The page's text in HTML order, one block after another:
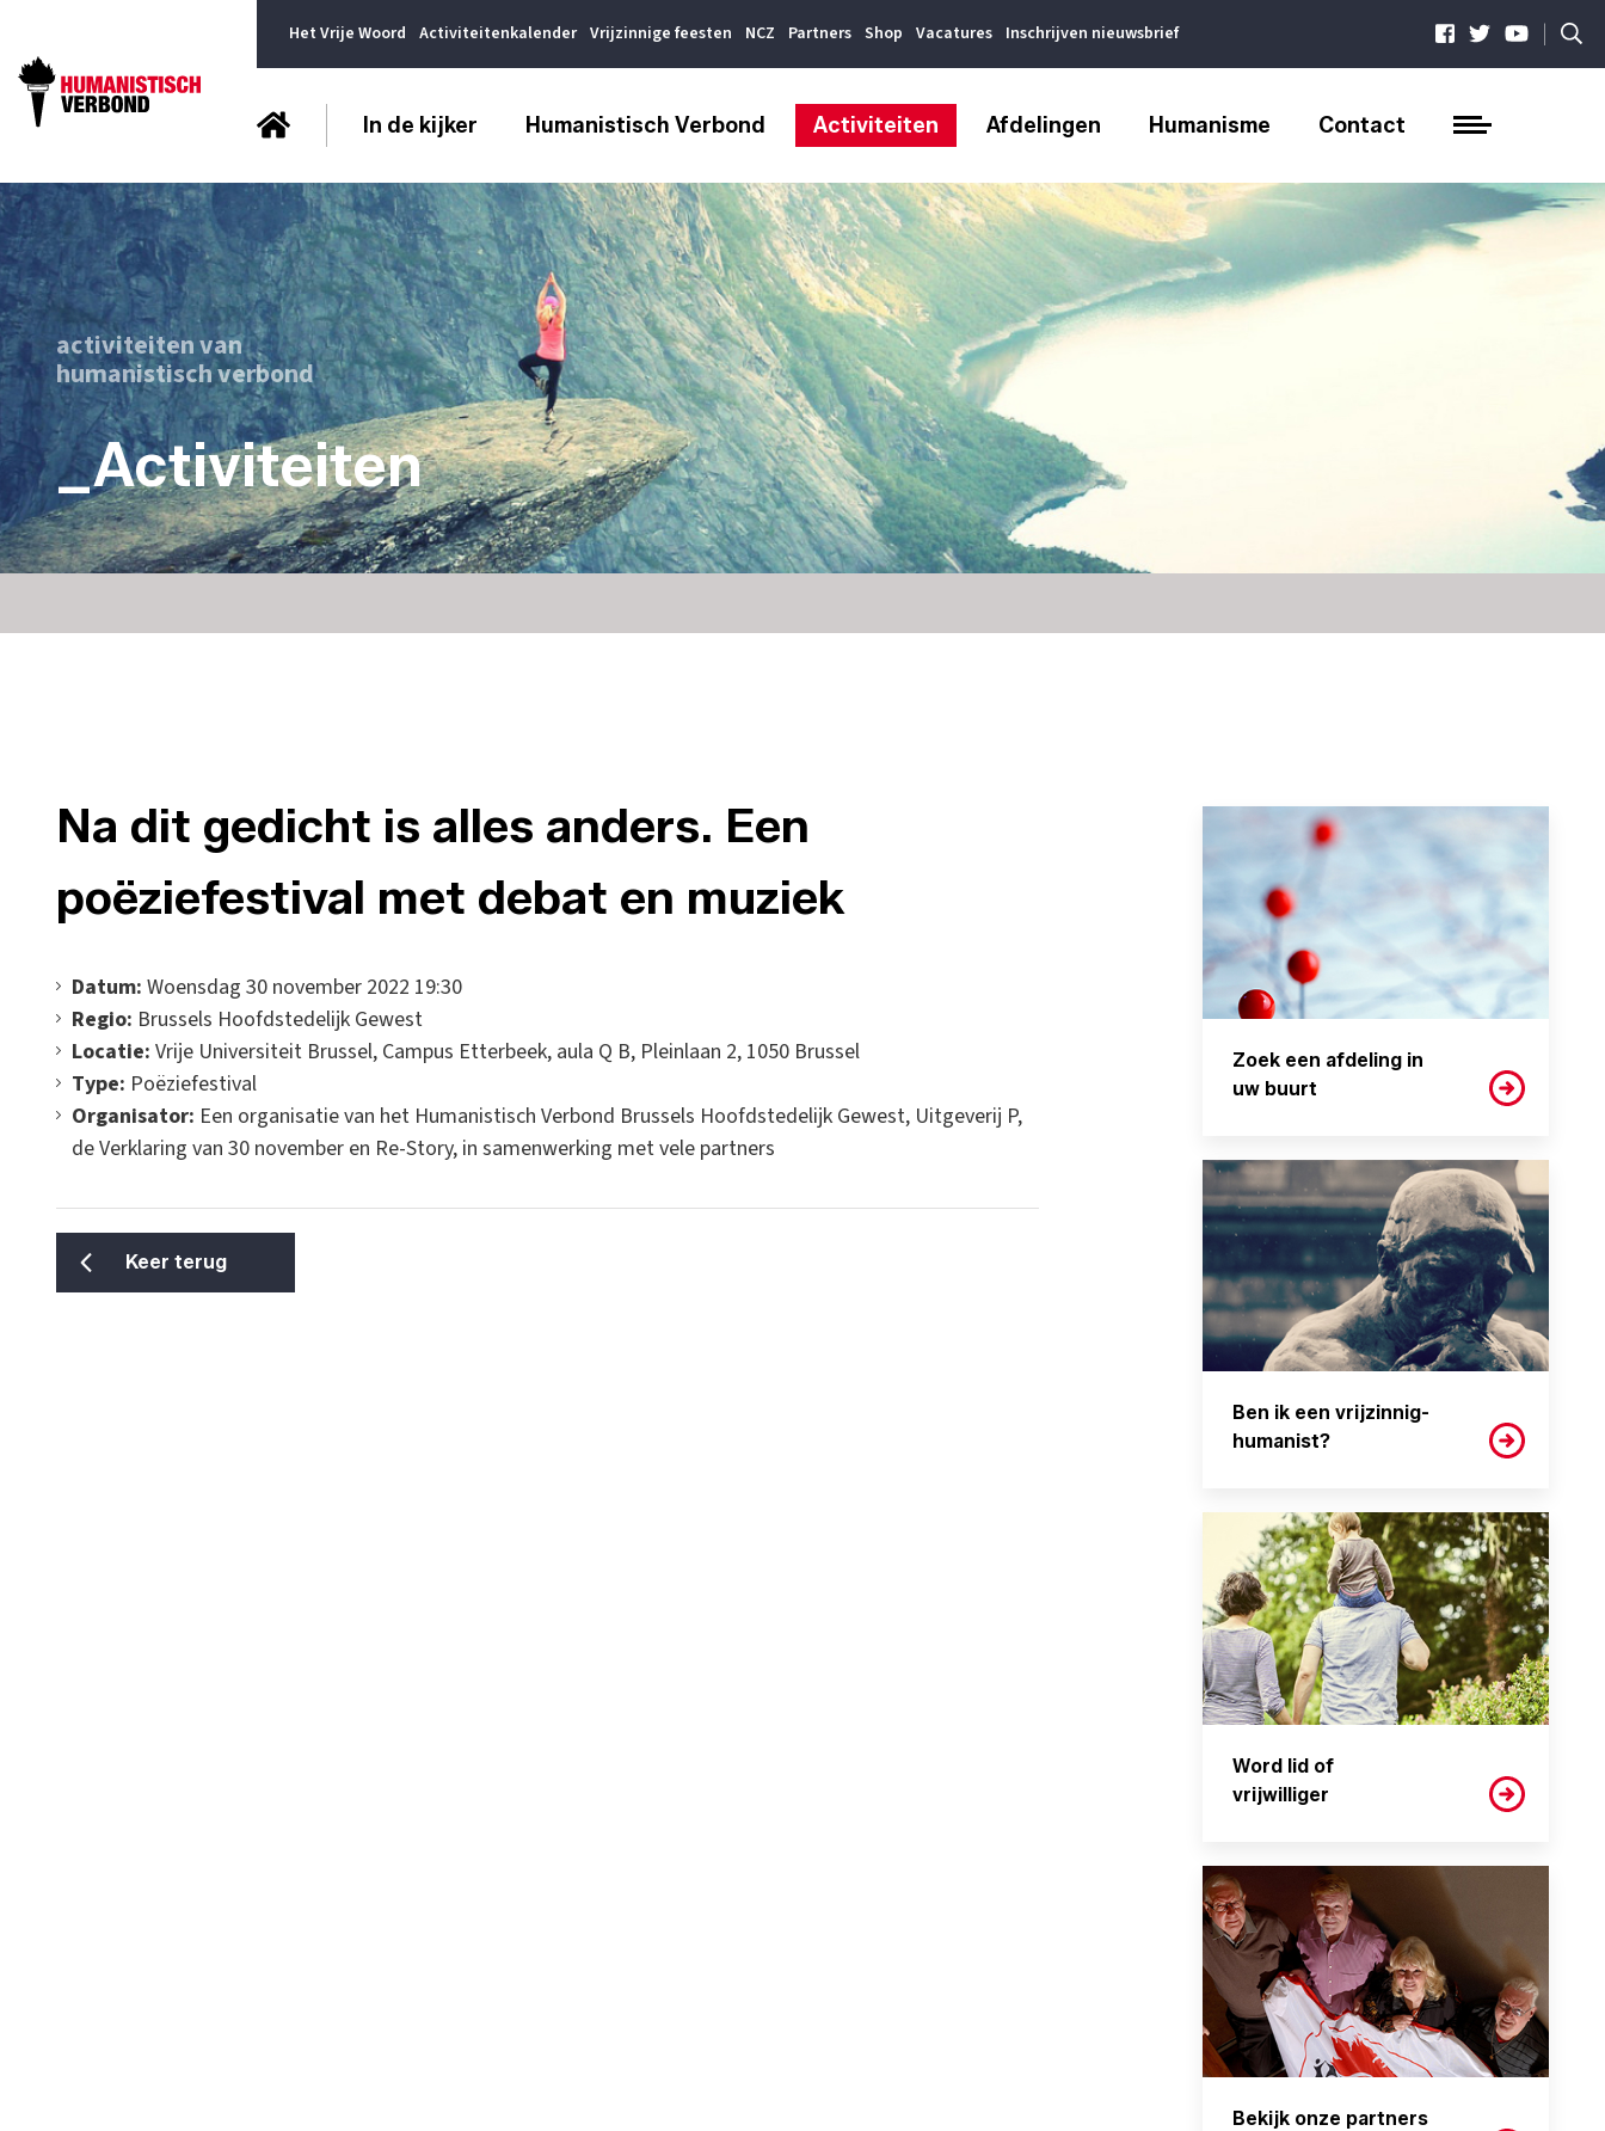
Het Vrije Woord Activiteitenkalender Vrijzinnige feesten NCZ Partners Shop Vacatures Inschrijven nieuwsbrief |
In de kijker Humanistisch Verbond Activiteiten Afdelingen Humanisme Contact
activiteiten van
humanistisch verbond
_Activiteiten
Na dit gedicht is alles anders. Een
poëziefestival met debat en muziek
Datum: Woensdag 30 november 2022 19:30
Regio: Brussels Hoofdstedelijk Gewest
Locatie: Vrije Universiteit Brussel, Campus Etterbeek, aula Q B, Pleinlaan 2, 1050 Brussel
Type: Poëziefestival
Organisator: Een organisatie van het Humanistisch Verbond Brussels Hoofdstedelijk Gewest, Uitgeverij P,
de Verklaring van 30 november en Re-Story, in samenwerking met vele partners
Keer terug
Zoek een afdeling in
uw buurt
Ben ik een vrijzinnig-
humanist?
Word lid of
vrijwilliger
Bekijk onze partners